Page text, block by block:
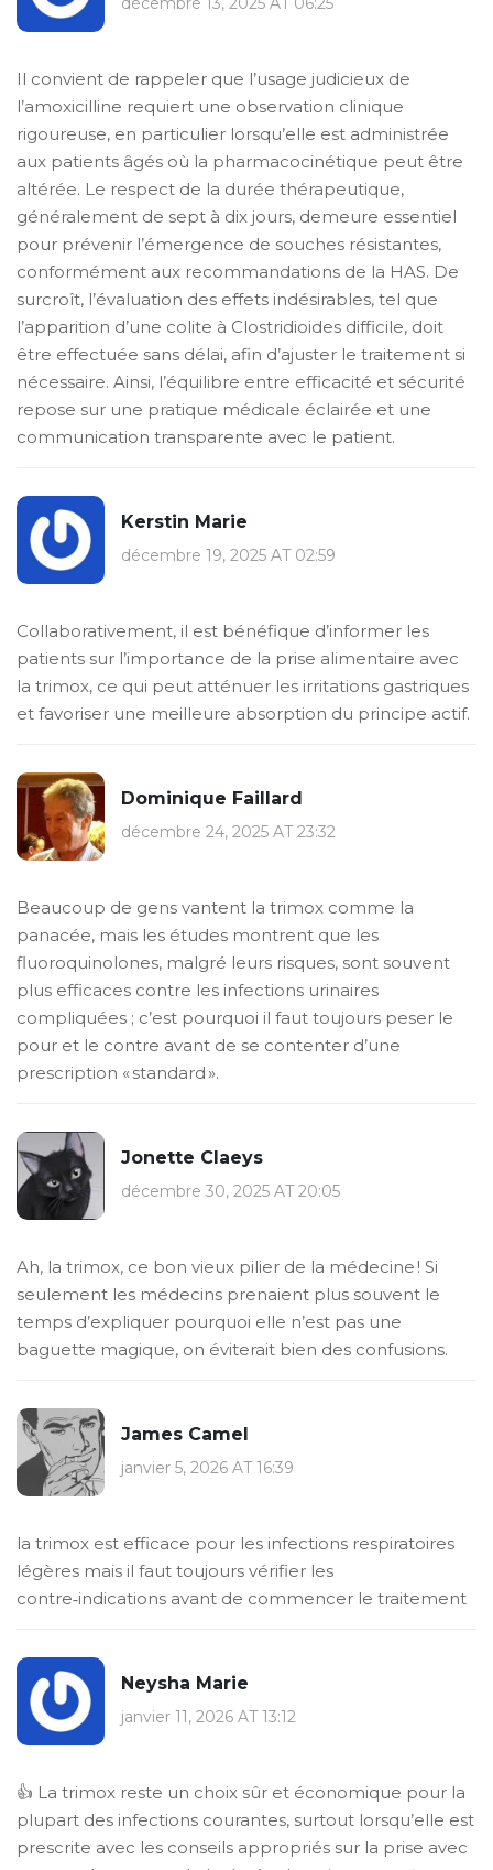
Il convient de rappeler que l’usage judicieux de
l’amoxicilline requiert une observation clinique
rigoureuse, en particulier lorsqu’elle est administrée
aux patients âgés où la pharmacocinétique peut être
altérée. Le respect de la durée thérapeutique,
généralement de sept à dix jours, demeure essentiel
pour prévenir l’émergence de souches résistantes,
conformément aux recommandations de la HAS. De
surcroît, l’évaluation des effets indésirables, tel que
l’apparition d’une colite à Clostridioides difficile, doit
être effectuée sans délai, afin d’ajuster le traitement si
nécessaire. Ainsi, l’équilibre entre efficacité et sécurité
repose sur une pratique médicale éclairée et une
communication transparente avec le patient.
Kerstin Marie
décembre 19, 2025 AT 02:59
Collaborativement, il est bénéfique d’informer les
patients sur l’importance de la prise alimentaire avec
la trimox, ce qui peut atténuer les irritations gastriques
et favoriser une meilleure absorption du principe actif.
Dominique Faillard
décembre 24, 2025 AT 23:32
Beaucoup de gens vantent la trimox comme la
panacée, mais les études montrent que les
fluoroquinolones, malgré leurs risques, sont souvent
plus efficaces contre les infections urinaires
compliquées ; c’est pourquoi il faut toujours peser le
pour et le contre avant de se contenter d’une
prescription « standard ».
Jonette Claeys
décembre 30, 2025 AT 20:05
Ah, la trimox, ce bon vieux pilier de la médecine ! Si
seulement les médecins prenaient plus souvent le
temps d’expliquer pourquoi elle n’est pas une
baguette magique, on éviterait bien des confusions.
James Camel
janvier 5, 2026 AT 16:39
la trimox est efficace pour les infections respiratoires
légères mais il faut toujours vérifier les
contre‑indications avant de commencer le traitement
Neysha Marie
janvier 11, 2026 AT 13:12
👍 La trimox reste un choix sûr et économique pour la
plupart des infections courantes, surtout lorsqu’elle est
prescrite avec les conseils appropriés sur la prise avec